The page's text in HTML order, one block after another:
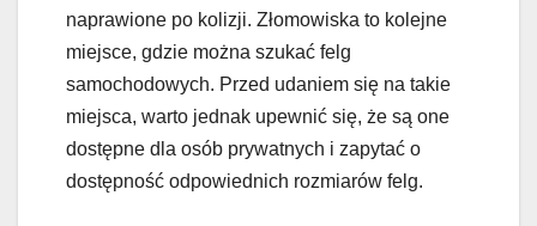
naprawione po kolizji. Złomowiska to kolejne
miejsce, gdzie można szukać felg
samochodowych. Przed udaniem się na takie
miejsca, warto jednak upewnić się, że są one
dostępne dla osób prywatnych i zapytać o
dostępność odpowiednich rozmiarów felg.